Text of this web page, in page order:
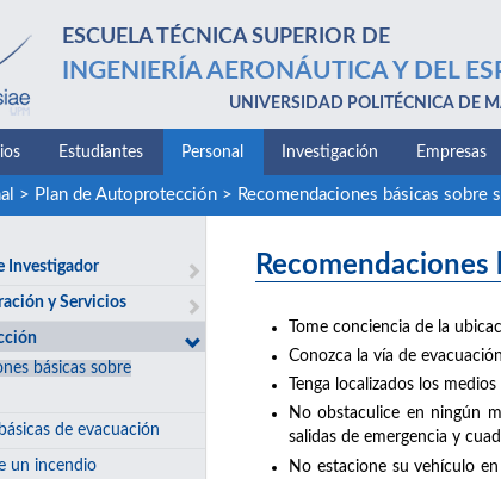
ESCUELA TÉCNICA SUPERIOR DE
INGENIERÍA AERONÁUTICA Y DEL
UNIVERSIDAD POLITÉCNICA DE
Estudiantes Personal Investigación Empresas
> Plan de Autoprotección> Recomendaciones básicas sobre
Investigador
y Servicios
básicas sobre
de evacuación
un incendio
Recomendaciones
Tome conciencia de la
Conozca la vía de
Tenga localizados los
No obstaculice en ningún
salidas de emergencia y
No estacione su vehículo